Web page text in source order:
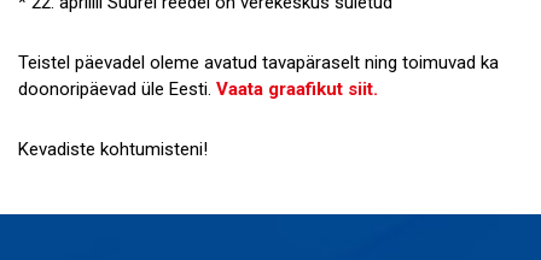
Teistel päevadel oleme avatud tavapäraselt ning toimuvad ka
doonoripäevad üle Eesti. Vaata graafikut siit.
Kevadiste kohtumisteni!